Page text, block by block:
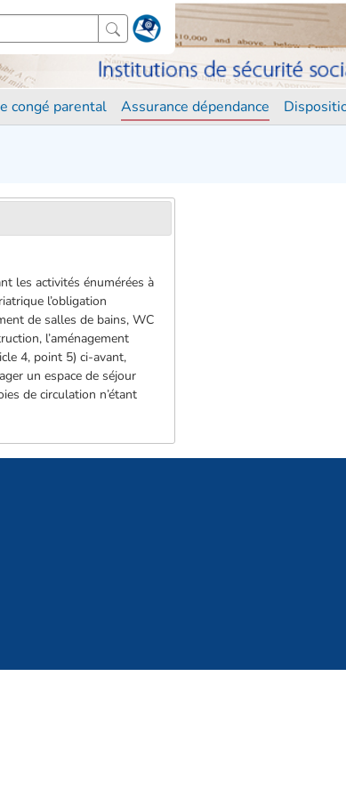
congé parental Assurance dépendance
les activités énumérées à
l’obligation
de salles de bains, WC
l’aménagement
4, point 5) ci-avant,
un espace de séjour
de circulation n’étant